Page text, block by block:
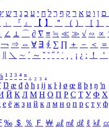
ם ן ו ט א ר ק ף ך ל ח י ע כ ג ד ש ץ
」 『 』 【 】 ＂ （ ） ［ ］
∠ ⊥ ⌒ ∂ ∇ ≡ ≒ ≪ ≫ √ ∽ ∝
￢ ⇒ ⇔ ∀ ∃ ∮ ∑ ∏ ＋ － ＜ ＝
＼ ∼ ´ ～ ˇ ˘ ˝ ˚ ˙ ¸ ¡ ¿ ː ！ ＇
¹ ² ³ ⁴ ⁿ ₁ ₂ ₃ ₄
Ŋ æ đ ð ħ ı ĳ ĸ ŀ ł ø œ ß þ ŧ ŋ ŉ
Й К Л М Н О П Р С Т У Ф Х
е ё ж з и й к л м н о п р с т у ф
‰ ＄ ％ Ｆ ￦ ㎕ ㎖ ㎗ ℓ ㎘